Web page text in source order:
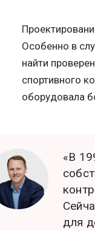
Особенно в
найти
спортивного
оборудовала
«В
для